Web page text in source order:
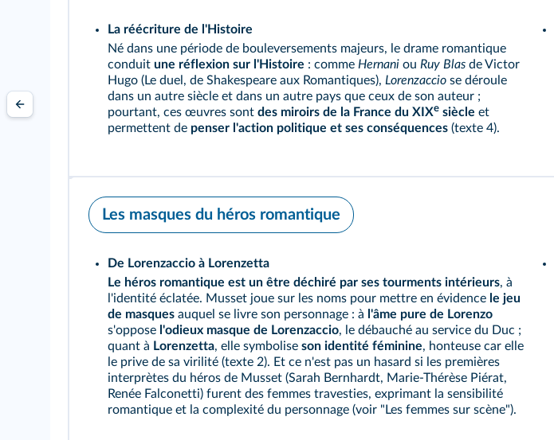
La réécriture de l'Histoire
Né dans une période de bouleversements majeurs, le drame romantique
conduit une réflexion sur l'Histoire : comme Hernani ou Ruy Blas de Victor
Hugo (Le duel, de Shakespeare aux Romantiques), Lorenzaccio se déroule
dans un autre siècle et dans un autre pays que ceux de son auteur ;
pourtant, ces œuvres sont des miroirs de la France du XIXe siècle et
permettent de penser l'action politique et ses conséquences (texte 4).
Les masques du héros romantique
De Lorenzaccio à Lorenzetta
Le héros romantique est un être déchiré par ses tourments intérieurs, à
l'identité éclatée. Musset joue sur les noms pour mettre en évidence le jeu
de masques auquel se livre son personnage : à l'âme pure de Lorenzo
s'oppose l'odieux masque de Lorenzaccio, le débauché au service du Duc ;
quant à Lorenzetta, elle symbolise son identité féminine, honteuse car elle
le prive de sa virilité (texte 2). Et ce n'est pas un hasard si les premières
interprètes du héros de Musset (Sarah Bernhardt, Marie-Thérèse Piérat,
Renée Falconetti) furent des femmes travesties, exprimant la sensibilité
romantique et la complexité du personnage (voir "Les femmes sur scène").